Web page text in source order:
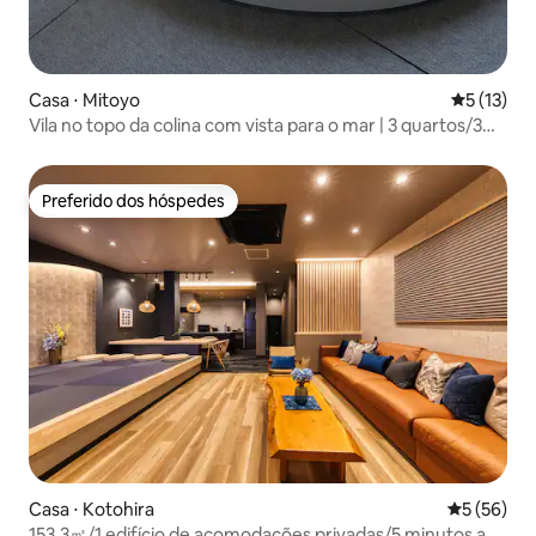
Casa ⋅ Mitoyo 5 de uma
5 (13)
Vila no topo da colina com vista para o mar | 3 quartos/3
Preferido dos hóspedes
Preferido dos hóspedes
Casa ⋅ Kotohira 5 de uma
5 (56)